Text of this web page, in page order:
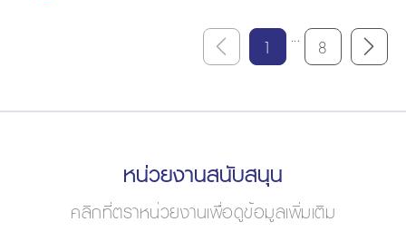
1 ... 8
หน่วยงานสนับสนุน
คลิกที่ตราหน่วยงานเพื่อดูข้อมูลเพิ่มเติม